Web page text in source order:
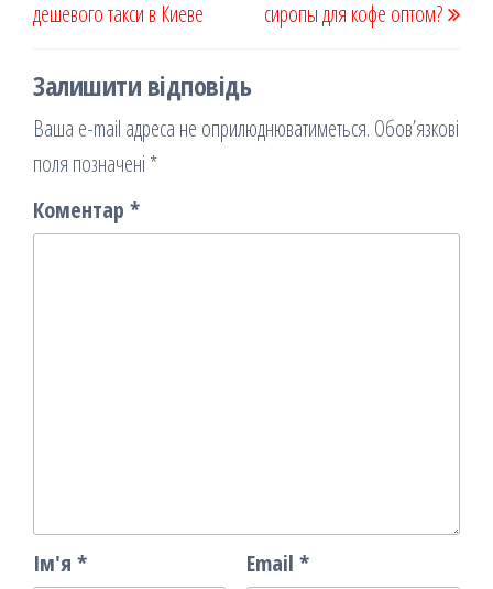
дешевого такси в Киеве сиропы для кофе оптом?
Залишити відповідь
Ваша e-mail адреса не оприлюднюватиметься. Обов’язкові
поля позначені *
Коментар *
Ім'я * Email *